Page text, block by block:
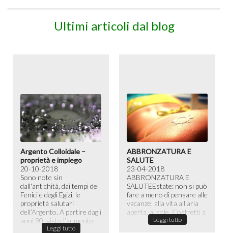
Ultimi articoli dal blog
Argento Colloidale –
proprietà e impiego
20-10-2018
Sono note sin
dall'antichità, dai tempi dei
Fenici e degli Egizi, le
proprietà salutari
dell’Argento. A partire dagli
anni 90, visto l’aumento
Leggi tutto
ABBRONZATURA E
SALUTE
23-04-2018
ABBRONZATURA E
SALUTE​ Estate: non si può
fare a meno di pensare alle
vacanze, alla vita all'aria
aperta, al sole. Costretti a
passare la maggior ...
Leggi tutto